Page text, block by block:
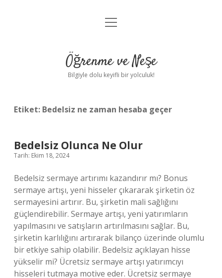
Anasayfa
Yasal Uyarı
menüyü
Öğrenme ve Neşe
Bilgiyle dolu keyifli bir yolculuk!
Etiket: Bedelsiz ne zaman hesaba geçer
Bedelsiz Olunca Ne Olur
Tarih: Ekim 18, 2024
Bedelsiz sermaye artırımı kazandırır mı? Bonus
sermaye artışı, yeni hisseler çıkararak şirketin öz
sermayesini artırır. Bu, şirketin mali sağlığını
güçlendirebilir. Sermaye artışı, yeni yatırımların
yapılmasını ve satışların artırılmasını sağlar. Bu,
şirketin karlılığını artırarak bilanço üzerinde olumlu
bir etkiye sahip olabilir. Bedelsiz açıklayan hisse
yükselir mi? Ücretsiz sermaye artışı yatırımcıyı
hisseleri tutmaya motive eder. Ücretsiz sermaye